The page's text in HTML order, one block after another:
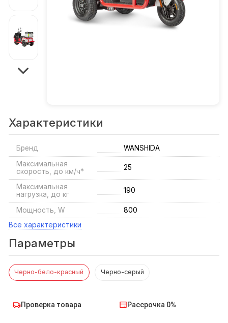
Характеристики
Бренд
WANSHIDA
Максимальная
скорость, до км/ч*
25
Максимальная
нагрузка, до кг
190
Мощность, W 800
Все характеристики
Параметры
Черно-бело-красный Черно-серый
Проверка товара Рассрочка 0%